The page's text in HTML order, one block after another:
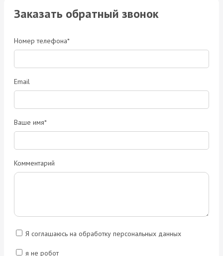
Заказать обратный звонок
Номер телефона*
Email
Ваше имя*
Комментарий
Я соглашаюсь на обработку персональных данных
я не робот